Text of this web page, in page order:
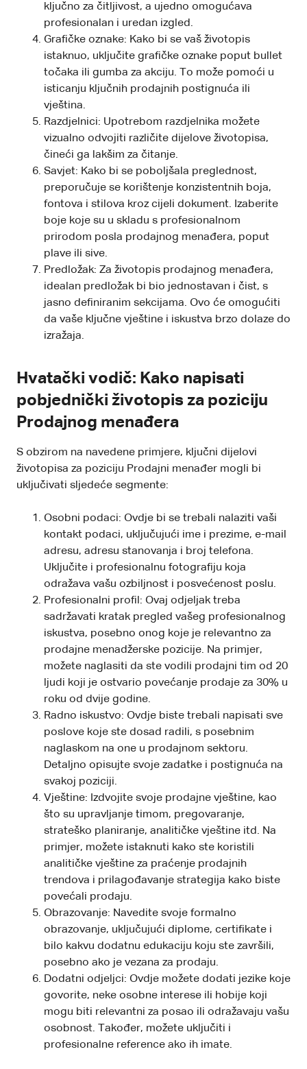
ključno za čitljivost, a ujedno omogućava
profesionalan i uredan izgled.
Grafičke oznake: Kako bi se vaš životopis
istaknuo, uključite grafičke oznake poput bullet
točaka ili gumba za akciju. To može pomoći u
isticanju ključnih prodajnih postignuća ili
vještina.
Razdjelnici: Upotrebom razdjelnika možete
vizualno odvojiti različite dijelove životopisa,
čineći ga lakšim za čitanje.
Savjet: Kako bi se poboljšala preglednost,
preporučuje se korištenje konzistentnih boja,
fontova i stilova kroz cijeli dokument. Izaberite
boje koje su u skladu s profesionalnom
prirodom posla prodajnog menađera, poput
plave ili sive.
Predložak: Za životopis prodajnog menađera,
idealan predložak bi bio jednostavan i čist, s
jasno definiranim sekcijama. Ovo će omogućiti
da vaše ključne vještine i iskustva brzo dolaze do
izražaja.
Hvatački vodič: Kako napisati
pobjednički životopis za poziciju
Prodajnog menađera
S obzirom na navedene primjere, ključni dijelovi
životopisa za poziciju Prodajni menađer mogli bi
uključivati sljedeće segmente:
Osobni podaci: Ovdje bi se trebali nalaziti vaši
kontakt podaci, uključujući ime i prezime, e-mail
adresu, adresu stanovanja i broj telefona.
Uključite i profesionalnu fotografiju koja
odražava vašu ozbiljnost i posvećenost poslu.
Profesionalni profil: Ovaj odjeljak treba
sadržavati kratak pregled vašeg profesionalnog
iskustva, posebno onog koje je relevantno za
prodajne menadžerske pozicije. Na primjer,
možete naglasiti da ste vodili prodajni tim od 20
ljudi koji je ostvario povećanje prodaje za 30% u
roku od dvije godine.
Radno iskustvo: Ovdje biste trebali napisati sve
poslove koje ste dosad radili, s posebnim
naglaskom na one u prodajnom sektoru.
Detaljno opisujte svoje zadatke i postignuća na
svakoj poziciji.
Vještine: Izdvojite svoje prodajne vještine, kao
što su upravljanje timom, pregovaranje,
strateško planiranje, analitičke vještine itd. Na
primjer, možete istaknuti kako ste koristili
analitičke vještine za praćenje prodajnih
trendova i prilagođavanje strategija kako biste
povećali prodaju.
Obrazovanje: Navedite svoje formalno
obrazovanje, uključujući diplome, certifikate i
bilo kakvu dodatnu edukaciju koju ste završili,
posebno ako je vezana za prodaju.
Dodatni odjeljci: Ovdje možete dodati jezike koje
govorite, neke osobne interese ili hobije koji
mogu biti relevantni za posao ili odražavaju vašu
osobnost. Također, možete uključiti i
profesionalne reference ako ih imate.